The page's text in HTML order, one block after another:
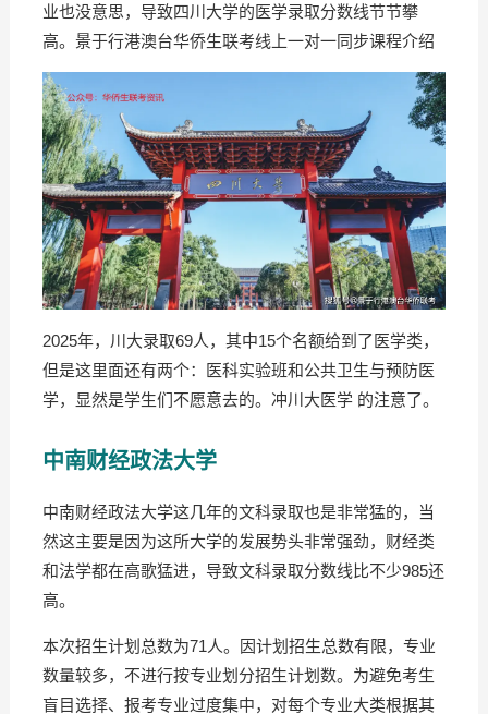
业也没意思，导致四川大学的医学录取分数线节节攀
高。景于行港澳台华侨生联考线上一对一同步课程介绍
2025年，川大录取69人，其中15个名额给到了医学类，
但是这里面还有两个：医科实验班和公共卫生与预防医
学，显然是学生们不愿意去的。冲川大医学 的注意了。
中南财经政法大学
中南财经政法大学这几年的文科录取也是非常猛的，当
然这主要是因为这所大学的发展势头非常强劲，财经类
和法学都在高歌猛进，导致文科录取分数线比不少985还
高。
本次招生计划总数为71人。因计划招生总数有限，专业
数量较多，不进行按专业划分招生计划数。为避免考生
盲目选择、报考专业过度集中，对每个专业大类根据其